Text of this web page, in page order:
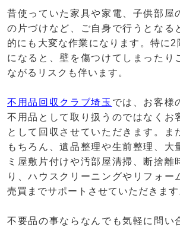
昔使っていた家具や家電、子供部屋
の片づけなど、ご自身で行うとなる
的にも大変な作業になります。特に2
になると、壁を傷つけてしまったり
ながるリスクも伴います。
不用品回収クラブ埼玉 では、お客様
不用品として取り扱うのではなくお
として回収させていただきます。ま
もちろん、遺品整理や生前整理、大
ミ屋敷片付けや汚部屋清掃、断捨離
り、ハウスクリーニングやリフォー
売買までサポートさせていただきます
不要品の事ならなんでも気軽に問い